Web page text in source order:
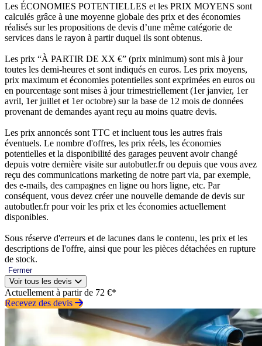
Les ÉCONOMIES POTENTIELLES et les PRIX MOYENS sont
calculés grâce à une moyenne globale des prix et des économies
réalisés sur les propositions de devis d’une même catégorie de
services dans le rayon à partir duquel ils sont obtenus.
Les prix “À PARTIR DE XX €” (prix minimum) sont mis à jour
toutes les demi-heures et sont indiqués en euros. Les prix moyens,
prix maximum et économies potentielles sont exprimées en euros ou
en pourcentage sont mises à jour trimestriellement (1er janvier, 1er
avril, 1er juillet et 1er octobre) sur la base de 12 mois de données
provenant de demandes ayant reçu au moins quatre devis.
Les prix annoncés sont TTC et incluent tous les autres frais
éventuels. Le nombre d'offres, les prix réels, les économies
potentielles et la disponibilité des garages peuvent avoir changé
depuis votre dernière visite sur autobutler.fr ou depuis que vous avez
reçu des communications marketing de notre part via, par exemple,
des e-mails, des campagnes en ligne ou hors ligne, etc. Par
conséquent, vous devez créer une nouvelle demande de devis sur
autobutler.fr pour voir les prix et les économies actuellement
disponibles.
Sous réserve d'erreurs et de lacunes dans le contenu, les prix et les
descriptions de l'offre, ainsi que pour les pièces détachées en rupture
de stock.
Fermer
Voir tous les devis
Actuellement à partir de 72 €*
Recevez des devis